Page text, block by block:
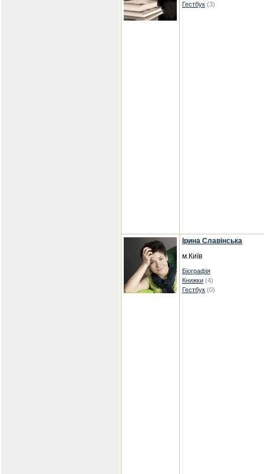
Гестбук (3)
Ірина Славінська
м.Київ
Біографія
Книжки (4)
Гестбук (0)